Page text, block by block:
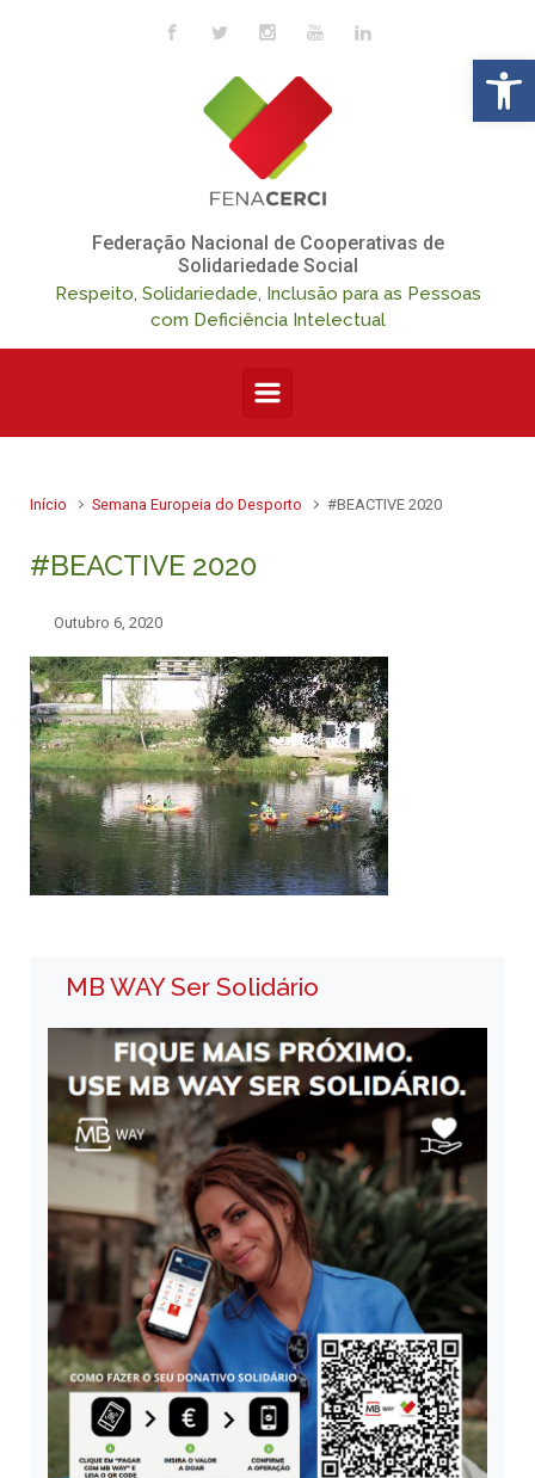
Skip to main content
Federação Nacional de Cooperativas de
Solidariedade Social
Respeito, Solidariedade, Inclusão para as Pessoas
com Deficiência Intelectual
Início Semana Europeia do Desporto #BEACTIVE 2020
#BEACTIVE 2020
Outubro 6, 2020
MB WAY Ser Solidário